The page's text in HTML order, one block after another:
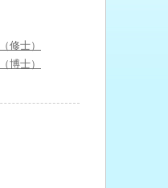
修士）
博士）